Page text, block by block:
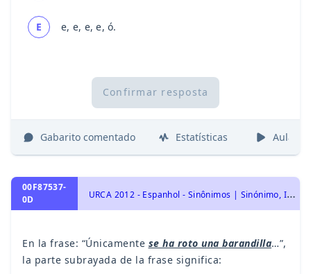
E e, e, e, e, ó.
Confirmar resposta
Gabarito comentado Estatísticas Aulas
00F87537-
0D
U
RCA 2012 - Espanhol - Sinônimos | Sinónimo, Interpretação de Texto | Comprensión de Lectura, Vocabulário | Vocabulario
En la frase: “Únicamente se ha roto una barandilla…”,
la parte subrayada de la frase significa: